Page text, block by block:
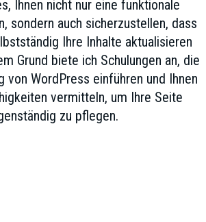
Ihnen nicht nur eine funktionale
sondern auch sicherzustellen, dass
Ihre Inhalte aktualisieren
Grund biete ich Schulungen an, die
von WordPress einführen und Ihnen
vermitteln, um Ihre Seite
zu pflegen.